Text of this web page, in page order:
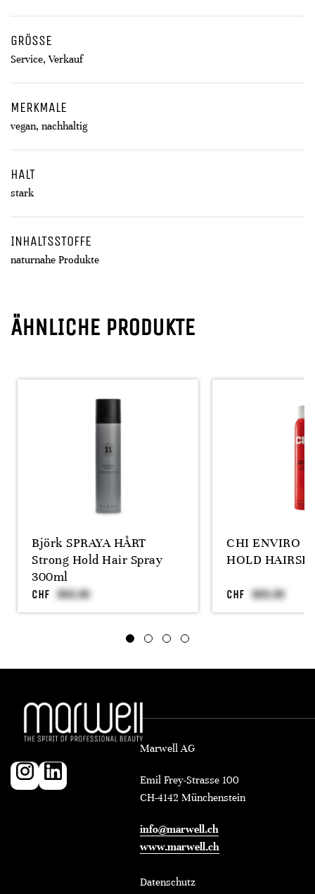
GRÖSSE
Service, Verkauf
MERKMALE
vegan, nachhaltig
HALT
stark
INHALTSSTOFFE
naturnahe Produkte
ÄHNLICHE PRODUKTE
Björk SPRAYA HÅRT
Strong Hold Hair Spray
300ml
CHF
CHI ENVIRO
HOLD
CHF
Marwell AG
Emil Frey-Strasse 100
CH-4142 Münchenstein
info@marwell.ch
www.marwell.ch
Datenschutz